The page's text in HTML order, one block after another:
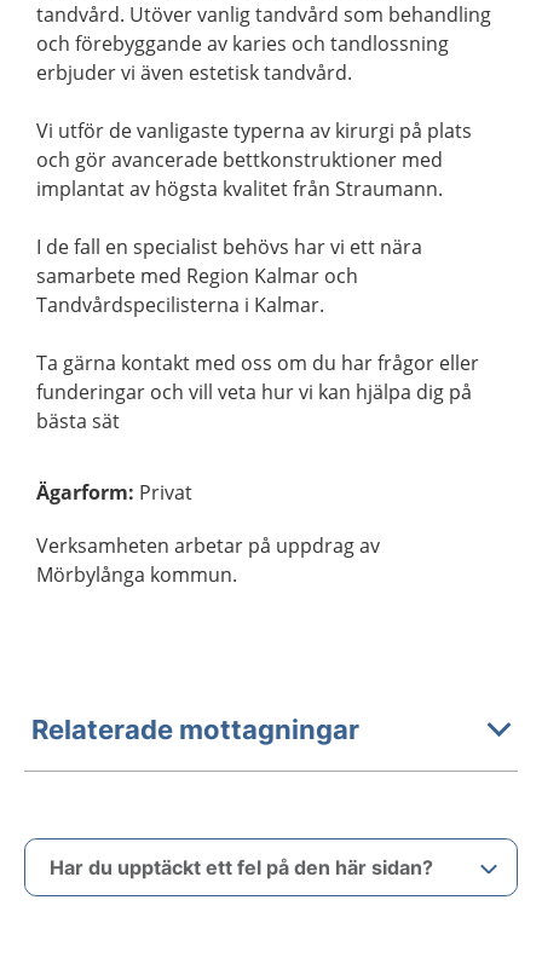
tandvård. Utöver vanlig tandvård som behandling
och förebyggande av karies och tandlossning
erbjuder vi även estetisk tandvård.
Vi utför de vanligaste typerna av kirurgi på plats
och gör avancerade bettkonstruktioner med
implantat av högsta kvalitet från Straumann.
I de fall en specialist behövs har vi ett nära
samarbete med Region Kalmar och
Tandvårdspecilisterna i Kalmar.
Ta gärna kontakt med oss om du har frågor eller
funderingar och vill veta hur vi kan hjälpa dig på
bästa sät
Ägarform: Privat
Verksamheten arbetar på uppdrag av
Mörbylånga kommun.
Relaterade mottagningar
Har du upptäckt ett fel på den här sidan?